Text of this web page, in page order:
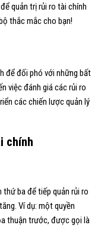
quản trị rủi ro tài chính
thắc mắc cho bạn!
để đối phó với những bất
việc đánh giá các rủi ro
các chiến lược quản lý
chính
ba để tiếp quản rủi ro
Ví dụ: một quyền
thuận trước, được gọi là